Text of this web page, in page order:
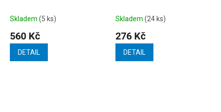
Skladem (5 ks)
560 Kč
DETAIL
Skladem (24 ks)
276 Kč
DETAIL